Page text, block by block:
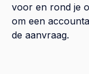
voor en rond je
om een
de aanvraag.